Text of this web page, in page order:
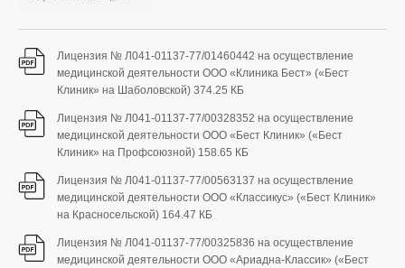
Лицензия № Л041-01137-77/01460442 на осуществление
медицинской деятельности ООО «Клиника Бест» («Бест
Клиник» на Шаболовской) 374.25 КБ
Лицензия № Л041-01137-77/00328352 на осуществление
медицинской деятельности ООО «Бест Клиник» («Бест
Клиник» на Профсоюзной) 158.65 КБ
Лицензия № Л041-01137-77/00563137 на осуществление
медицинской деятельности ООО «Классикус» («Бест Клиник»
на Красносельской) 164.47 КБ
Лицензия № Л041-01137-77/00325836 на осуществление
медицинской деятельности ООО «Ариадна-Классик» («Бест